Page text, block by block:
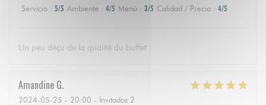
Servicio : 5/5 Ambiente : 4/5 Menú : 3/5 Calidad / Precio : 4/5
Un peu déçu de la qualité du buffet
Amandine G
2024-05-25 - 20:00 - Invitados 2